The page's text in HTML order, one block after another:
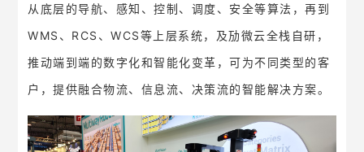
从底层的导航、感知、控制、调度、安全等算法，再到
WMS、RCS、WCS等上层系统，及劢微云全栈自研，
推动端到端的数字化和智能化变革，可为不同类型的客
户，提供融合物流、信息流、决策流的智能解决方案。